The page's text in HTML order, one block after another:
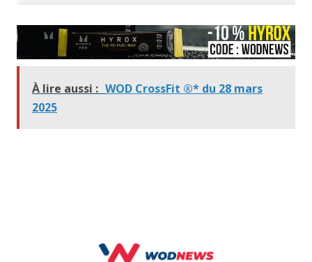
À lire aussi : WOD CrossFit ®* du 28 mars
2025